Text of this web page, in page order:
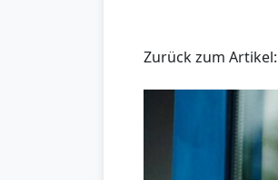
Zurück zum Artikel: